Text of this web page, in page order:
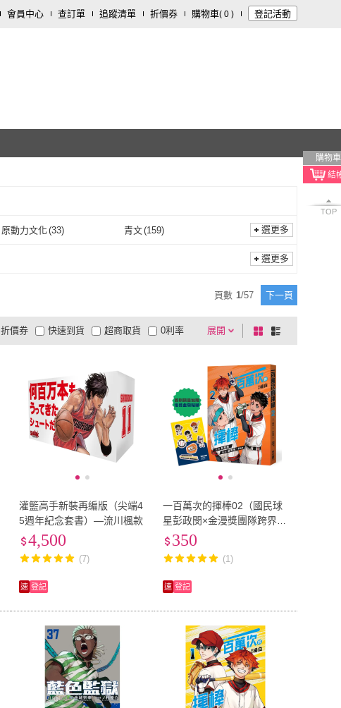
會員中心 查訂單 追蹤清單 折價券 購物車( 0 ) 登記活動
購物車
TOP
原動力文化(33) 青文(159)
長鴻出版社(5) Sugarcoat(1)
選更多
選更多
頁數 1/57 下一頁
展開
折價券
有影片
商品有量 電視購物
快速到貨 超商取貨 0利率
及以上
棋
盤
列
灌籃高手新裝再編版（尖端4
5週年紀念套書）—流川楓款
4,500
(7)
速 登記
一百萬次的揮棒02（國民球
星彭政閔×金漫獎團隊跨界聯
手運動漫畫）首刷限量贈送
350
(1)
速 登記